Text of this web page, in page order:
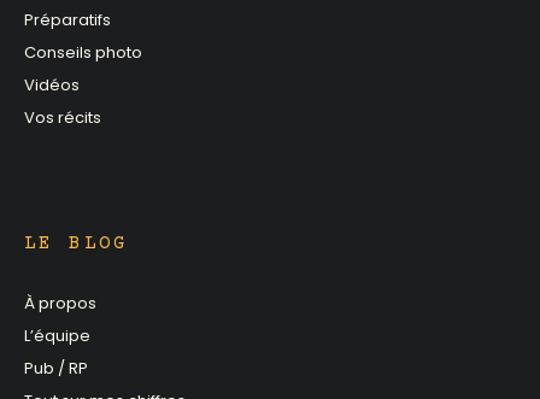
Préparatifs
Conseils photo
Vidéos
Vos récits
LE BLOG
À propos
L’équipe
Pub / RP